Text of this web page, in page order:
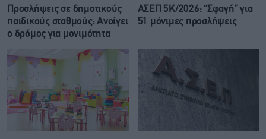
Προσλήψεις σε δημοτικούς
παιδικούς σταθμούς: Ανοίγει
ο δρόμος για μονιμότητα
ΑΣΕΠ 5Κ/2026: “Σφαγή” για
51 μόνιμες προσλήψεις